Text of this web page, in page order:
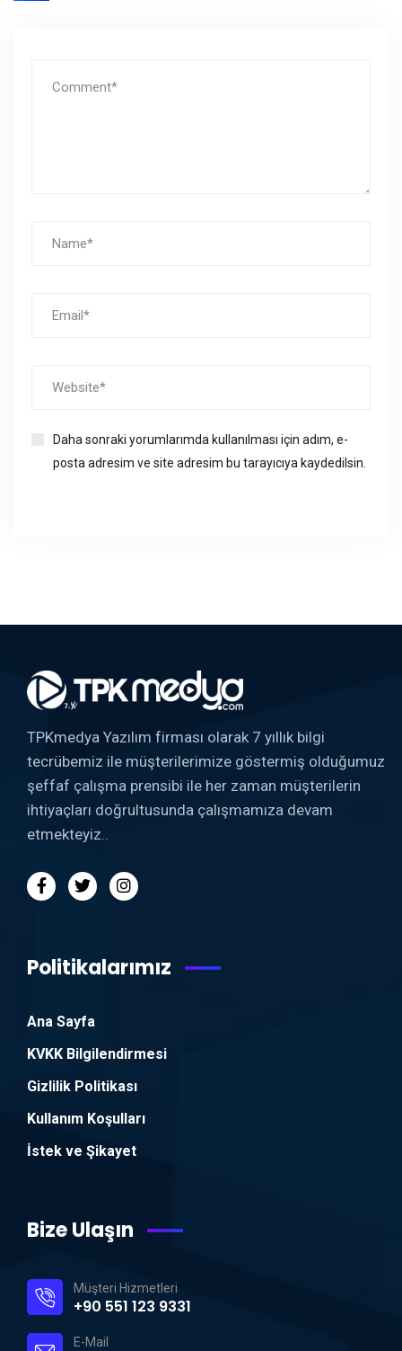
Daha sonraki yorumlarımda kullanılması için adım, e-
posta adresim ve site adresim bu tarayıcıya kaydedilsin.
TPKmedya Yazılım firması olarak 7 yıllık bilgi
tecrübemiz ile müşterilerimize göstermiş olduğumuz
şeffaf çalışma prensibi ile her zaman müşterilerin
ihtiyaçları doğrultusunda çalışmamıza devam
etmekteyiz..
Politikalarımız
Ana Sayfa
KVKK Bilgilendirmesi
Gizlilik Politikası
Kullanım Koşulları
İstek ve Şikayet
Bize Ulaşın
Müşteri Hizmetleri
+90 551 123 9331
E-Mail